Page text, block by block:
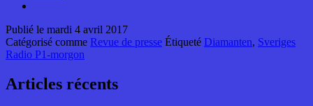
Publié le mardi 4 avril 2017
Catégorisé comme Revue de presse Étiqueté Diamanten, Sveriges
Radio P1-morgon
Articles récents